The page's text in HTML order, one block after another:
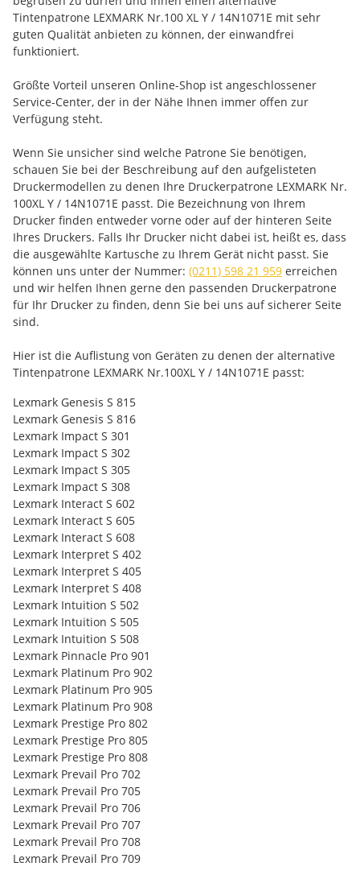
Tintenpatrone LEXMARK Nr.100 XL Y / 14N1071E mit sehr
guten Qualität anbieten zu können, der einwandfrei
funktioniert.
Größte Vorteil unseren Online-Shop ist angeschlossener
Service-Center, der in der Nähe Ihnen immer offen zur
Verfügung steht.
Wenn Sie unsicher sind welche Patrone Sie benötigen,
schauen Sie bei der Beschreibung auf den aufgelisteten
Druckermodellen zu denen Ihre Druckerpatrone LEXMARK Nr.
100XL Y / 14N1071E passt. Die Bezeichnung von Ihrem
Drucker finden entweder vorne oder auf der hinteren Seite
Ihres Druckers. Falls Ihr Drucker nicht dabei ist, heißt es, dass
die ausgewählte Kartusche zu Ihrem Gerät nicht passt. Sie
können uns unter der Nummer: (0211) 598 21 959 erreichen
und wir helfen Ihnen gerne den passenden Druckerpatrone
für Ihr Drucker zu finden, denn Sie bei uns auf sicherer Seite
sind.
Hier ist die Auflistung von Geräten zu denen der alternative
Tintenpatrone LEXMARK Nr.100XL Y / 14N1071E passt:
Lexmark Genesis S 815
Lexmark Genesis S 816
Lexmark Impact S 301
Lexmark Impact S 302
Lexmark Impact S 305
Lexmark Impact S 308
Lexmark Interact S 602
Lexmark Interact S 605
Lexmark Interact S 608
Lexmark Interpret S 402
Lexmark Interpret S 405
Lexmark Interpret S 408
Lexmark Intuition S 502
Lexmark Intuition S 505
Lexmark Intuition S 508
Lexmark Pinnacle Pro 901
Lexmark Platinum Pro 902
Lexmark Platinum Pro 905
Lexmark Platinum Pro 908
Lexmark Prestige Pro 802
Lexmark Prestige Pro 805
Lexmark Prestige Pro 808
Lexmark Prevail Pro 702
Lexmark Prevail Pro 705
Lexmark Prevail Pro 706
Lexmark Prevail Pro 707
Lexmark Prevail Pro 708
Lexmark Prevail Pro 709